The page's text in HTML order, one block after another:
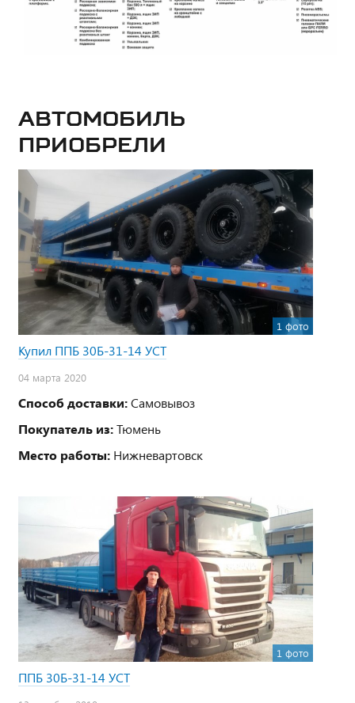
Автомобиль
приобрели
1 фото
Купил ППБ 30Б-31-14 УСТ
04 марта 2020
Способ доставки:Самовывоз
Покупатель из:Тюмень
Место работы: Нижневартовск
1 фото
ППБ 30Б-31-14 УСТ